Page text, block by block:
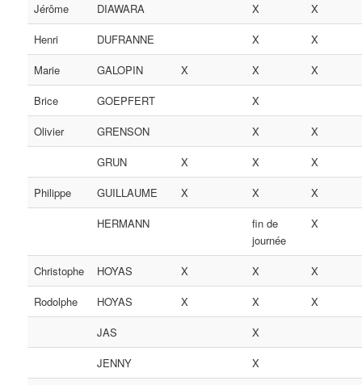
Jérôme DIAWARA X
X
Henri
DUFRANNE X
X
Marie
GALOPIN X X
X
Brice
GOEPFERT
X
Olivier
GRENSON X
X
GRUN
X X
X
Philippe
GUILLAUME X X
X
HERMANN
fin de
journée
X
Christophe HOYAS X X
X
Rodolphe
HOYAS X X
X
JAS
X
JENNY
X